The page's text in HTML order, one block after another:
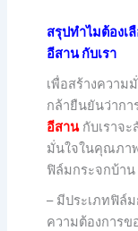
สรุปทำไมต้องเ
อีสาน กับเรา
เพื่อสร้างควา
กล้ายืนยันว่ากา
อีสานกับเราจ
มั่นใจในคุณภา
ฟิล์มกระจกบ้า
– มีประเภทฟิล์
ความต้องการข